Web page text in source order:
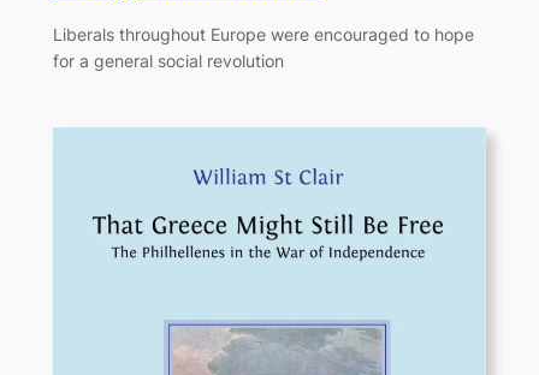
Liberals throughout Europe were encouraged to hope
for a general social revolution